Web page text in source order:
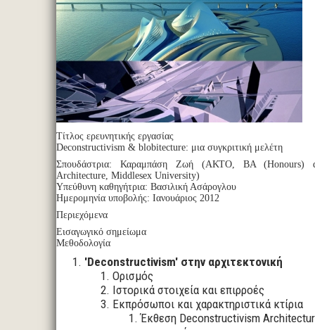
Τίτλος ερευνητικής εργασίας
Deconstructivism & blobitecture: μια συγκριτική μελέτη
Σπουδάστρια: Καραμπάση Ζωή (ΑΚΤΟ, ΒΑ (Ηonours)
Architecture, Μiddlesex University)
Υπεύθυνη καθηγήτρια: Βασιλική Ασάρογλου
Ημερομηνία υποβολής: Ιανουάριος 2012
Περιεχόμενα
Εισαγωγικό σημείωμα
Μεθοδολογία
'Deconstructivism' στην αρχιτεκτονική
Ορισμός
Ιστορικά στοιχεία και επιρροές
Εκπρόσωποι και χαρακτηριστικά κτίρια
Έκθεση Deconstructivism